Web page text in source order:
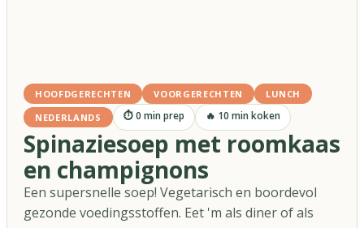
HOOFDGERECHTEN VOORGERECHTEN
LUNCH
NEDERLANDS
⏱0 min prep 🔥 10 min koken
Spinaziesoep met roomkaas
en champignons
Een supersnelle soep! Vegetarisch en boordevol
gezonde voedingsstoffen. Eet 'm als diner of als